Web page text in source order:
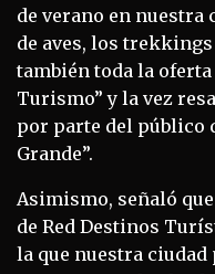
de verano en nuestra
de aves, los
también toda la
Turismo” y la vez
por parte del público
Grande”.
Asimismo, señaló
de Red Destinos
la que nuestra